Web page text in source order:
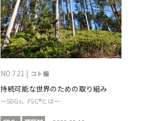
NO.721 | コト編
持続可能な世界のための取り組み
ーSDGs、FSC®とはー